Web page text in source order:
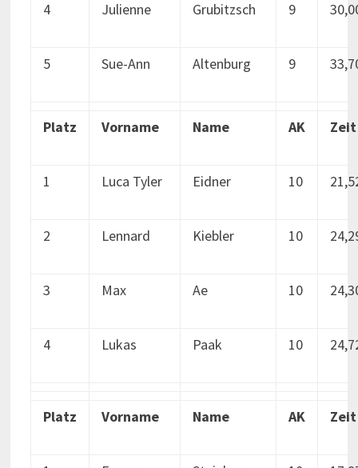
4 Julienne Grubitzsch 9
5 Sue-Ann Altenburg 9
Platz Vorname Name AK Zeit
1 Luca Tyler Eidner 10
2 Lennard Kiebler 10
3 Max Ae 10
4 Lukas Paak 10
Platz Vorname Name AK Zeit